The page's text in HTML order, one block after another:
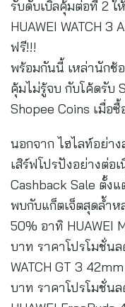
รับดับเบิ้ลคุ้มต่อที่ 2 ใ
HUAWEI WATCH
ฟรี!!!
พร้อมกันนี้ เหล่านักช้
คุ้มไม่รู้จบ กับโค้ดรับ
Shopee Coins เมื่อ
นอกจาก ไฮไลท์อย่าง
เสิร์ฟโปรปังอย่างต่อ
Cashback Sale ตั้ง
พบกับแก็ตเจ็ตสุดล้ำห
50% อาทิ HUAWEI
บาท ราคาโปรโมชั่นล
WATCH GT 3
บาท ราคาโปรโมชั่น